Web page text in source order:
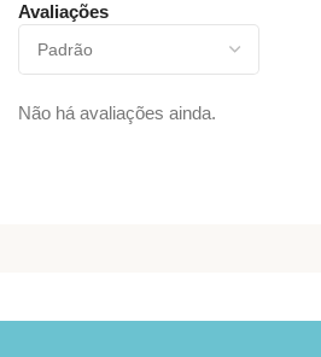
Avaliações
Não há avaliações ainda.